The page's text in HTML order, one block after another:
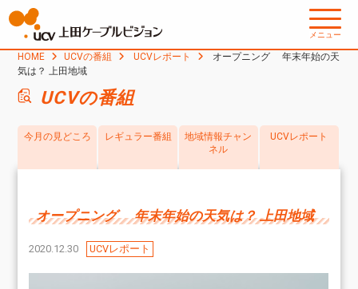
メニュー
HOME UCVの番組 UCVレポート
オープニング 年末年始の天
気は？ 上田地域
UCVの番組
今月の見どころ レギュラー番組
地域情報チャン
ネル
UCVレポート
オープニング 年末年始の天気は？ 上田地域
2020.12.30 UCVレポート